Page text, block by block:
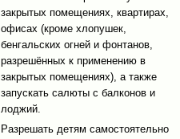
закрытых помещениях, квартирах,
офисах (кроме хлопушек,
бенгальских огней и фонтанов,
разрешённых к применению в
закрытых помещениях), а также
запускать салюты с балконов и
лоджий.
Разрешать детям самостоятельно